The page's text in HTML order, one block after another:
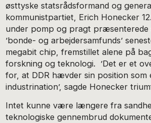
østtyske statsrådsformand og
kommunistpartiet, Erich Honecker
under pomp og pragt præsenterede
’bonde- og arbejdersamfunds’
megabit chip, fremstillet alene på
forskning og teknologi. ’Det er et
for, at DDR hævder sin position som
industrination’, sagde Honecker
Intet kunne være længere fra
teknologiske gennembrud